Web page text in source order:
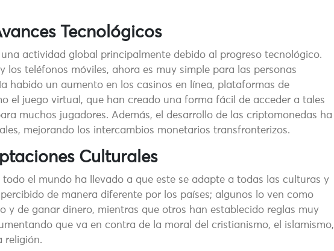
Tecnológicos
actividad global principalmente debido al progreso tecnológico.
los teléfonos móviles, ahora es muy simple para las personas
habido un aumento en los casinos en línea, plataformas de
el juego virtual, que han creado una forma fácil de acceder a tales
muchos jugadores. Además, el desarrollo de las criptomonedas ha
mejorando los intercambios monetarios transfronterizos.
Culturales
el mundo ha llevado a que este se adapte a todas las culturas y
de manera diferente por los países; algunos lo ven como
y de ganar dinero, mientras que otros han establecido reglas muy
que va en contra de la moral del cristianismo, el islamismo,
religión.